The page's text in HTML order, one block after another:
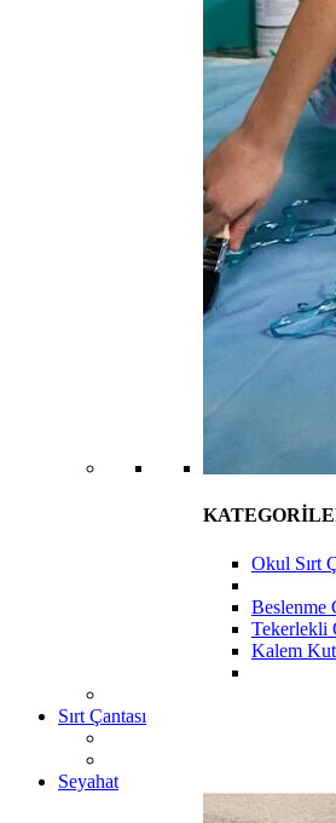
Okul Sırt
Beslenme
Tekerlekli
Kalem
Sırt Çantası
Seyahat